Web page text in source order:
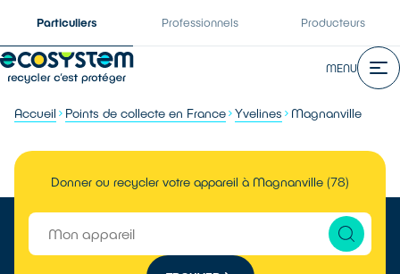
Particuliers Professionnels Producteurs
MENU
Accueil Points de collecte en France Yvelines Magnanville
Donner ou recycler votre appareil à Magnanville (78)